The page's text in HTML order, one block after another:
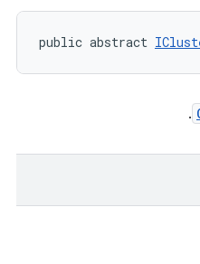
public abstract
.